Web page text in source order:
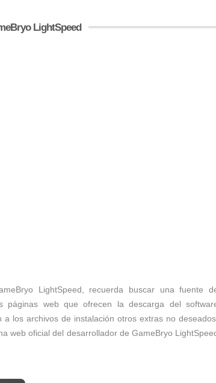
LightSpeed
LightSpeed, recuerda buscar una fuente
páginas web que ofrecen la descarga del
los archivos de instalación otros extras no deseados.
web oficial del desarrollador de GameBryo